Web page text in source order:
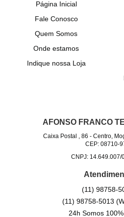
Página Inicial
Fale Conosco
Quem Somos
Onde estamos
Indique nossa Loja
AFONSO FRANCO
Caixa Postal , 86 -Centro,
CEP: 08710-
CNPJ: 14.649.007/
(11) 98758-
(11) 98758-5013
24h Somos